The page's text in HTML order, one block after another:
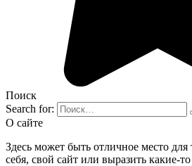
Поиск
Search for:
О сайте
Здесь может быть отличное место для
себя, свой сайт или выразить какие-